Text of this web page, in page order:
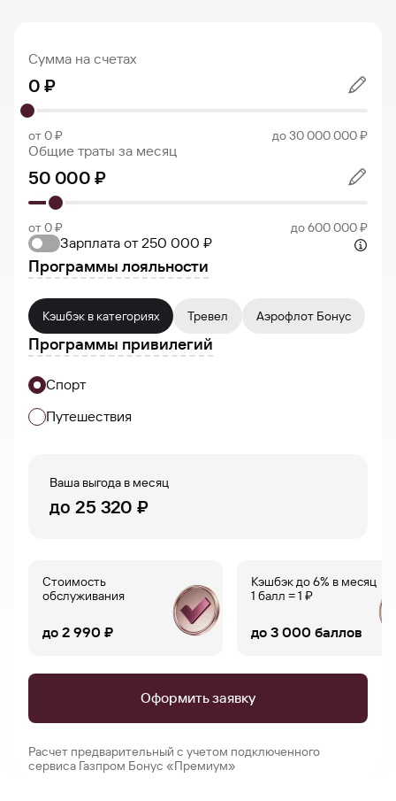
Сумма на счетах
от 0 ₽ до 30 000 000 ₽
Общие траты за месяц
от 0 ₽ до 600 000 ₽
Зарплата от 250 000 ₽
Программы лояльности
Кэшбэк в категориях Тревел Аэрофлот Бонус
Программы привилегий
Спорт
Путешествия
Ваша выгода в месяц
до 25 320 ₽
Стоимость
обслуживания
до 2 990 ₽
Кэшбэк до 6% в месяц
1 балл = 1 ₽
до 3 000 баллов
Оформить заявку
Расчет предварительный с учетом подключенного
сервиса Газпром Бонус «Премиум»